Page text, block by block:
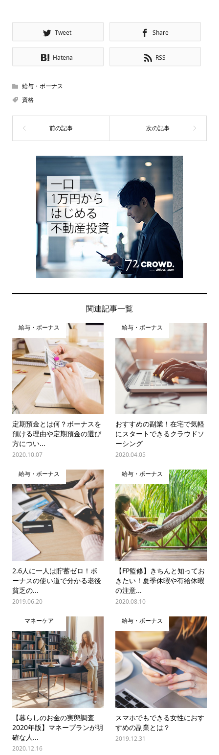
Tweet Share
Hatena RSS
給与・ボーナス
資格
関連記事一覧
給与・ボーナス
定期預金とは何？ボーナスを
預ける理由や定期預金の選び
方につい...
2020.10.07
給与・ボーナス
おすすめの副業！在宅で気軽
にスタートできるクラウドソ
ーシング
2020.04.05
給与・ボーナス
2.6人に一人は貯蓄ゼロ！ボ
ーナスの使い道で分かる老後
貧乏の...
2019.06.20
給与・ボーナス
【FP監修】きちんと知ってお
きたい！夏季休暇や有給休暇
の注意...
2020.08.10
マネーケア
【暮らしのお金の実態調査
2020年版】マネープランが明
確な人...
2020.12.16
給与・ボーナス
スマホでもできる女性におす
すめの副業とは？
2019.12.31